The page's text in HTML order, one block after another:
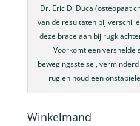
Dr. Eric Di Duca (osteopaat
van de resultaten bij
deze brace aan bij
Voorkomt een versnelde
bewegingsstelsel,
rug en houd een
Winkelmand